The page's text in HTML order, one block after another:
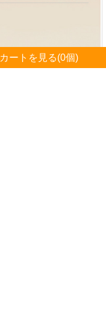
カートを見る(0個)